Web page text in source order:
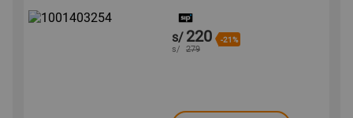
s/ 220 -21%
s/ 279